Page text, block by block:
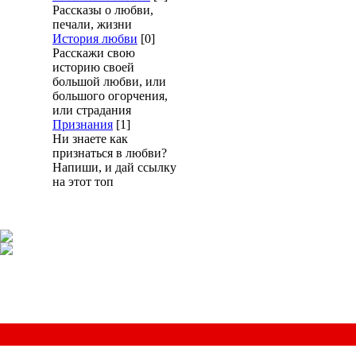
Рассказы о любви,
печали, жизни
История любви [0]
Расскажи свою
историю своей
большой любви, или
большого огорчения,
или страдания
Признания [1]
Ни знаете как
признаться в любви?
Напиши, и дай ссылку
на этот топ